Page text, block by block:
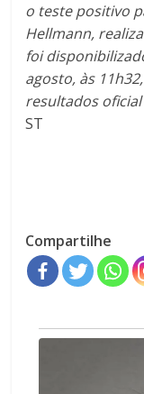
o teste positivo
Hellmann,
foi
agosto, às
resultados
ST
Compartilhe